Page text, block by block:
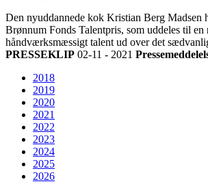
Den nyuddannede kok Kristian Berg Madsen
Brønnum Fonds Talentpris, som uddeles til
håndværksmæssigt talent ud over det
PRESSEKLIP 02-11 - 2021
2018
2019
2020
2021
2022
2023
2024
2025
2026